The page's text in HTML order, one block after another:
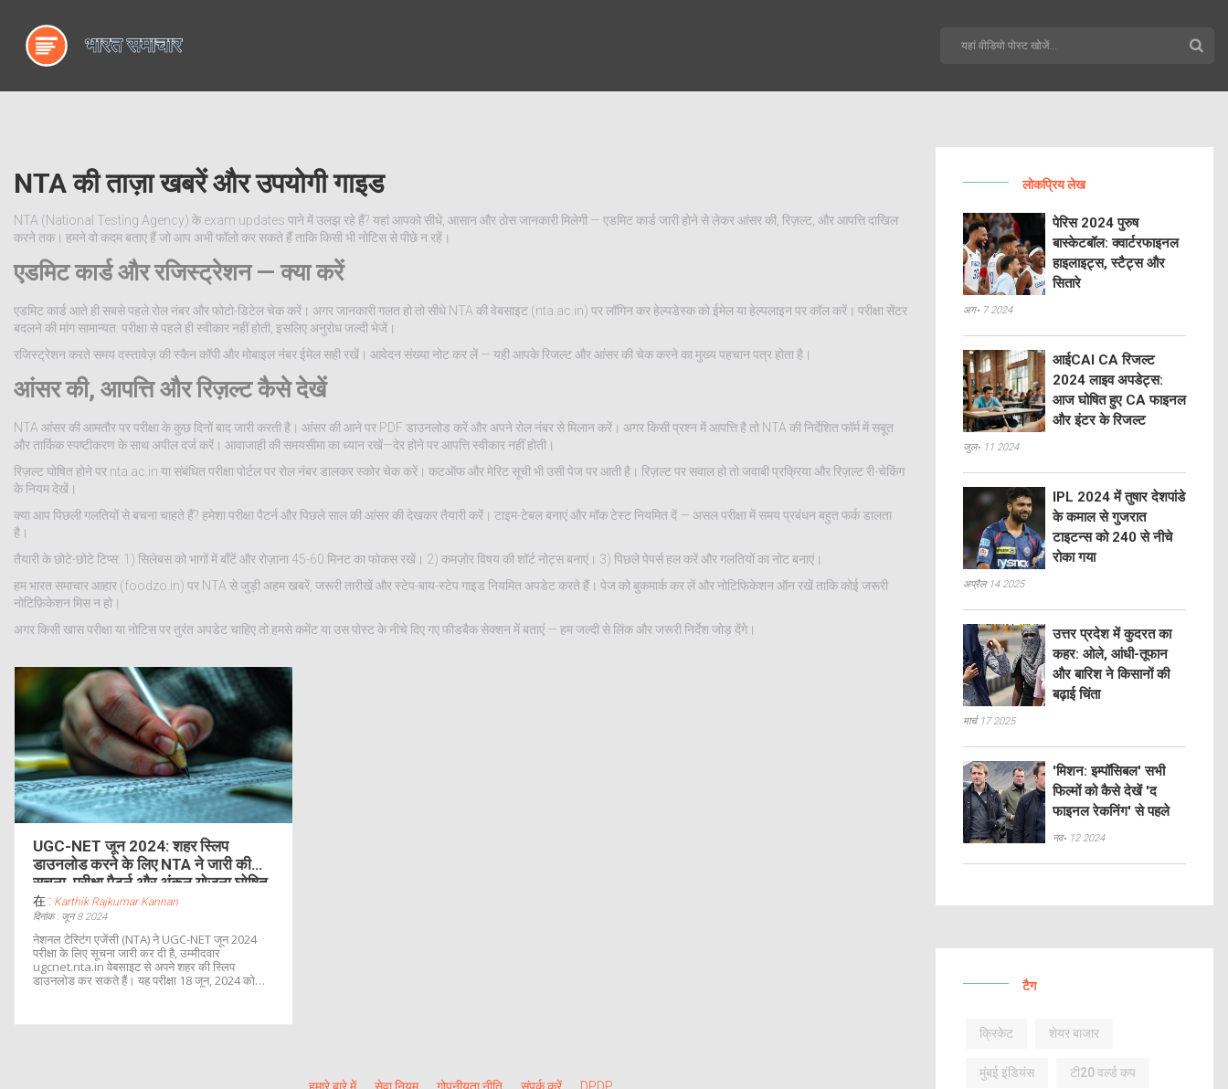
NTA की ताज़ा खबरें और उपयोगी गाइड
NTA (National Testing Agency) के exam updates पाने में उलझ रहे हैं? यहां आपको सीधे, आसान और ठोस जानकारी मिलेगी — एडमिट कार्ड जारी होने से लेकर आंसर की, रिज़ल्ट, और आपत्ति दाखिल
करने तक। हमने वो कदम बताए हैं जो आप अभी फॉलो कर सकते हैं ताकि किसी भी नोटिस से पीछे न रहें।
एडमिट कार्ड और रजिस्ट्रेशन — क्या करें
एडमिट कार्ड आते ही सबसे पहले रोल नंबर और फोटो-डिटेल चेक करें। अगर जानकारी गलत हो तो सीधे NTA की वेबसाइट (nta.ac.in) पर लॉगिन कर हेल्पडेस्क को ईमेल या हेल्पलाइन पर कॉल करें। परीक्षा सेंटर
बदलने की मांग सामान्यत: परीक्षा से पहले ही स्वीकार नहीं होती, इसलिए अनुरोध जल्दी भेजें।
रजिस्ट्रेशन करते समय दस्तावेज़ की स्कैन कॉपी और मोबाइल नंबर ईमेल सही रखें। आवेदन संख्या नोट कर लें — यही आपके रिजल्ट और आंसर की चेक करने का मुख्य पहचान पत्र होता है।
आंसर की, आपत्ति और रिज़ल्ट कैसे देखें
NTA आंसर की आमतौर पर परीक्षा के कुछ दिनों बाद जारी करती है। आंसर की आने पर PDF डाउनलोड करें और अपने रोल नंबर से मिलान करें। अगर किसी प्रश्न में आपत्ति है तो NTA की निर्देशित फॉर्म में सबूत
और तार्किक स्पष्टीकरण के साथ अपील दर्ज करें। आवाजाही की समयसीमा का ध्यान रखें—देर होने पर आपत्ति स्वीकार नहीं होती।
रिज़ल्ट घोषित होने पर nta.ac.in या संबंधित परीक्षा पोर्टल पर रोल नंबर डालकर स्कोर चेक करें। कटऑफ और मेरिट सूची भी उसी पेज पर आती है। रिज़ल्ट पर सवाल हो तो जवाबी प्रक्रिया और रिज़ल्ट री-चेकिंग
के नियम देखें।
क्या आप पिछली गलतियों से बचना चाहते हैं? हमेशा परीक्षा पैटर्न और पिछले साल की आंसर की देखकर तैयारी करें। टाइम-टेबल बनाएं और मॉक टेस्ट नियमित दें — असल परीक्षा में समय प्रबंधन बहुत फर्क डालता
है।
तैयारी के छोटे-छोटे टिप्स: 1) सिलेबस को भागों में बाँटें और रोज़ाना 45-60 मिनट का फोकस रखें। 2) कमज़ोर विषय की शॉर्ट नोट्स बनाएं। 3) पिछले पेपर्स हल करें और गलतियों का नोट बनाएं।
हम भारत समाचार आहार (foodzo.in) पर NTA से जुड़ी अहम खबरें, जरूरी तारीखें और स्टेप-बाय-स्टेप गाइड नियमित अपडेट करते हैं। पेज को बुकमार्क कर लें और नोटिफिकेशन ऑन रखें ताकि कोई जरूरी
नोटिफ़िकेशन मिस न हो।
अगर किसी खास परीक्षा या नोटिस पर तुरंत अपडेट चाहिए तो हमसे कमेंट या उस पोस्ट के नीचे दिए गए फीडबैक सेक्शन में बताएं — हम जल्दी से लिंक और जरूरी निर्देश जोड़ देंगे।
UGC-NET जून 2024: शहर स्लिप
डाउनलोड करने के लिए NTA ने जारी की
सूचना, परीक्षा पैटर्न और अंकन योजना घोषित
在 : Karthik Rajkumar Kannan
दिनांक : जून 8 2024
नेशनल टेस्टिंग एजेंसी (NTA) ने UGC-NET जून 2024
परीक्षा के लिए सूचना जारी कर दी है, उम्मीदवार
ugcnet.nta.in वेबसाइट से अपने शहर की स्लिप
डाउनलोड कर सकते हैं। यह परीक्षा 18 जून, 2024 को
किसी भी प्रश्न का सही उत्तर देने पर 2 अंक मिलेंगे।
लोकप्रिय लेख
पेरिस 2024 पुरुष
बास्केटबॉल: क्वार्टरफाइनल
हाइलाइट्स, स्टैट्स और
सितारे
अग॰ 7 2024
आईCAI CA रिजल्ट
2024 लाइव अपडेट्स:
आज घोषित हुए CA फाइनल
और इंटर के रिजल्ट
जुल॰ 11 2024
IPL 2024 में तुषार देशपांडे
के कमाल से गुजरात
टाइटन्स को 240 से नीचे
रोका गया
अप्रैल 14 2025
उत्तर प्रदेश में कुदरत का
कहर: ओले, आंधी-तूफान
और बारिश ने किसानों की
बढ़ाई चिंता
मार्च 17 2025
'मिशन: इम्पॉसिबल' सभी
फिल्मों को कैसे देखें 'द
फाइनल रेकनिंग' से पहले
नव॰ 12 2024
टैग
क्रिकेट शेयर बाजार
मुंबई इंडियंस टी20 वर्ल्ड कप